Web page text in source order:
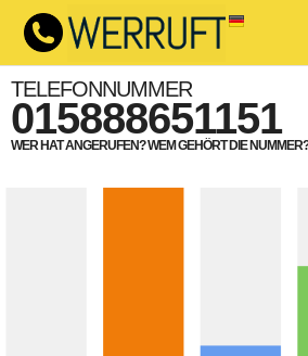
TELEFONNUMMER
015888651151
WER HAT ANGERUFEN? WEM GEHÖRT DIE NUMMER?